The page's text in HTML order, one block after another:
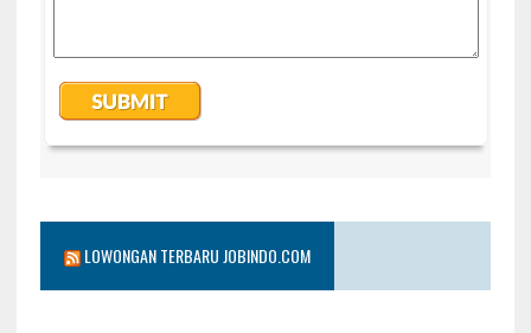
LOWONGAN TERBARU JOBINDO.COM